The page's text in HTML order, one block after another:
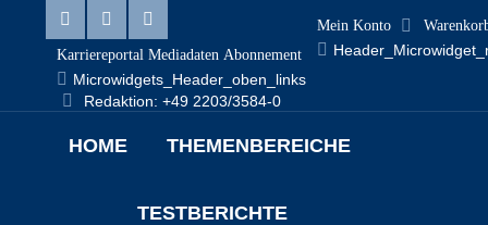
Karriereportal Mediadaten Abonnement
Microwidgets_Header_oben_links
Redaktion: +49 2203/3584-0
Mein Konto
HOME THEMENBEREICHE
TESTBERICHTE